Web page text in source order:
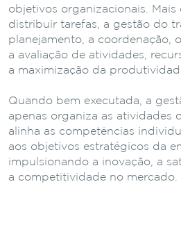
objetivos organizacionais. Mais
distribuir tarefas, a gestão do
planejamento, a coordenação,
a avaliação de atividades,
a maximização da
Quando bem executada, a
apenas organiza as atividades
alinha as competências
aos objetivos estratégicos da
impulsionando a inovação, a
a competitividade no mercado.